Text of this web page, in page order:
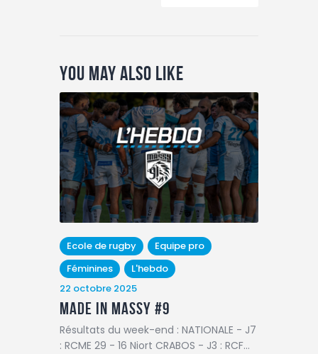
You May Also Like
Ecole de rugby
Equipe pro
Féminines
L'hebdo
22 octobre 2025
Made in Massy #9
Résultats du week-end : NATIONALE - J7
: RCME 29 - 16 Niort CRABOS - J3 : RCF…